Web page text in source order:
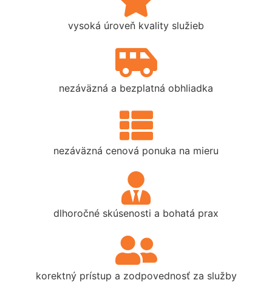
vysoká úroveň kvality služieb
nezáväzná a bezplatná obhliadka
nezáväzná cenová ponuka na mieru
dlhoročné skúsenosti a bohatá prax
korektný prístup a zodpovednosť za služby